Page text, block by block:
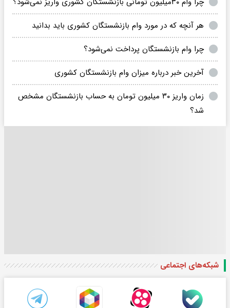
هر آنچه که در مورد وام بازنشستگان کشوری باید بدانید
چرا وام‌ بازنشستگان پرداخت نمی‌شود؟
آخرین خبر درباره میزان وام بازنشستگان کشوری
زمان واریز ۳۰ میلیون تومان به حساب بازنشستگان مشخص
شد؟
شبکه‌های اجتماعی